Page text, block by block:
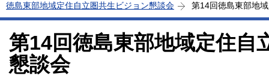
徳島東部地域定住自立圏共生ビジョン懇談会
第14回徳島東部地
第14回徳島東部地域定住自
懇談会